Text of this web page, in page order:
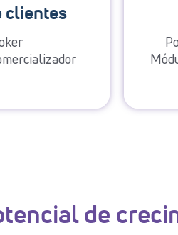
clientes
de